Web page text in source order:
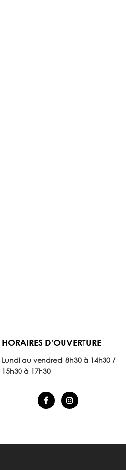
HORAIRES D'OUVERTURE
Lundi au vendredi 8h30 à 14h30 /
15h30 à 17h30